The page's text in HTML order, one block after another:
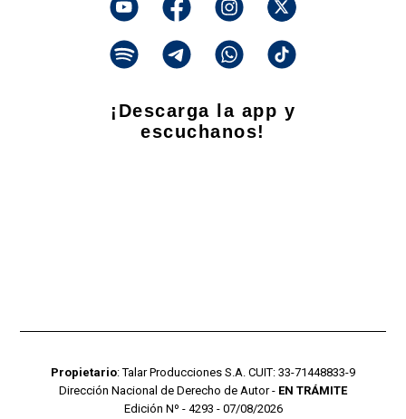
¡Descarga la app y
escuchanos!
Propietario: Talar Producciones S.A. CUIT: 33-71448833-9
Dirección Nacional de Derecho de Autor - EN TRÁMITE
Edición Nº - 4293 - 07/08/2026